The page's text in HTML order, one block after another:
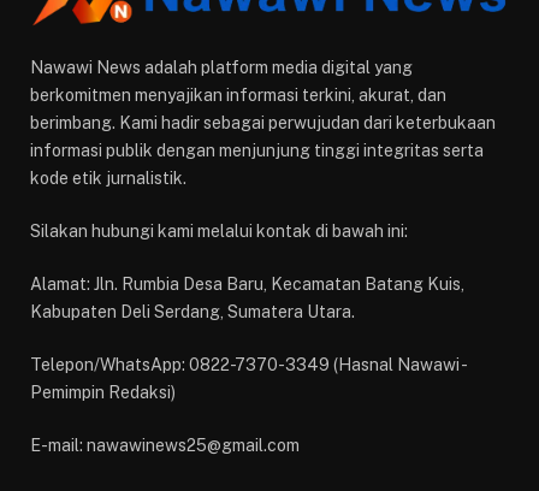
Nawawi News adalah platform media digital yang
berkomitmen menyajikan informasi terkini, akurat, dan
berimbang. Kami hadir sebagai perwujudan dari keterbukaan
informasi publik dengan menjunjung tinggi integritas serta
kode etik jurnalistik.
Silakan hubungi kami melalui kontak di bawah ini:
Alamat: Jln. Rumbia Desa Baru, Kecamatan Batang Kuis,
Kabupaten Deli Serdang, Sumatera Utara.
Telepon/WhatsApp: 0822-7370-3349 (Hasnal Nawawi -
Pemimpin Redaksi)
E-mail: nawawinews25@gmail.com